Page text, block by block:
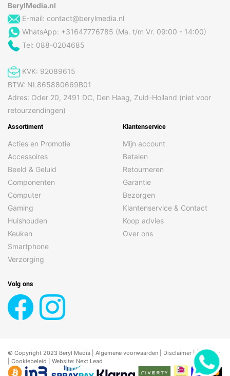
BerylMedia.nl
E-mail: contact@berylmedia.nl
WhatsApp: +31647776785 (Ma. t/m Vr. 09:00 - 14:00)
Tel: 088-0204685
KVK: 92089615
BTW: NL865880669B01
Adres: Oder 20, 2491 DC, Den Haag, Zuid-Holland (niet voor
retourzendingen)
Assortiment
Acties en Promotie
Accessoires
Beeld & Geluid
Componenten
Computer
Gaming
Huishouden
Keuken
Smartphone
Verzorging
Klantenservice
Mijn account
Betalen
Retourneren
Garantie
Bezorgen
Klantenservice & Contact
Koop advies
Over ons
Volg ons
© Copyright 2023 Beryl Media | Algemene voorwaarden Disclaimer | |Privacy
Cookiebeleid | Website: Next Lead